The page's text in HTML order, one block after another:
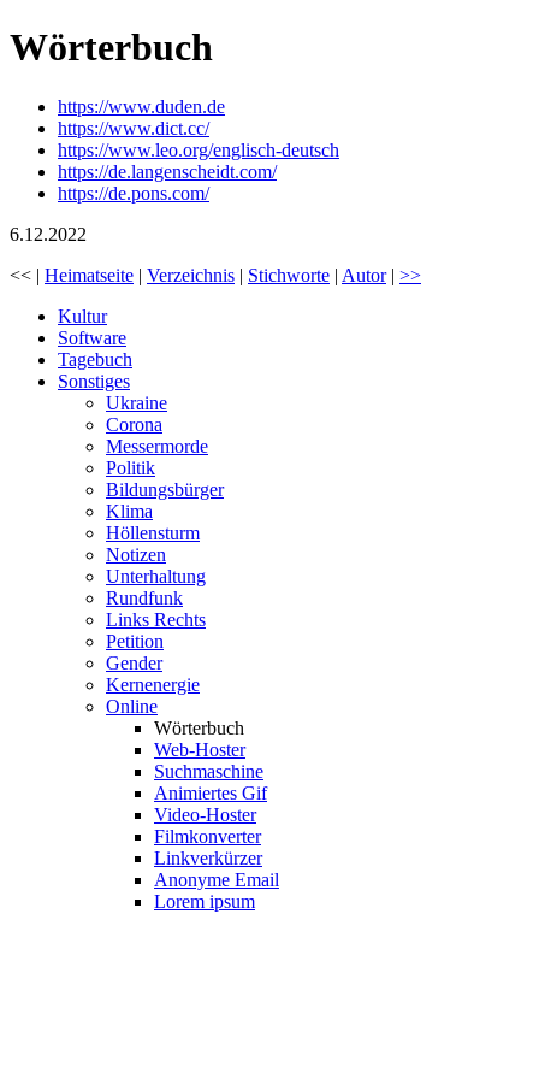
Wörterbuch
https://www.duden.de
https://www.dict.cc/
https://www.leo.org/englisch-deutsch
https://de.langenscheidt.com/
https://de.pons.com/
6.12.2022
<< | Heimatseite | Verzeichnis | Stichworte | Autor| >>
Kultur
Software
Tagebuch
Sonstiges
Ukraine
Corona
Messermorde
Politik
Bildungsbürger
Klima
Höllensturm
Notizen
Unterhaltung
Rundfunk
Links Rechts
Petition
Gender
Kernenergie
Online
Wörterbuch
Web-Hoster
Suchmaschine
Animiertes Gif
Video-Hoster
Filmkonverter
Linkverkürzer
Anonyme Email
Lorem ipsum